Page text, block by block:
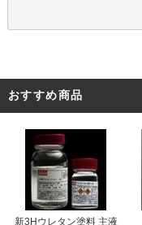
おすすめ商品
新3Hウレタン塗料 主液